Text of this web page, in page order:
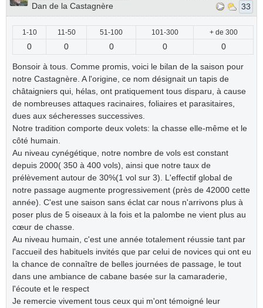
Dan de la Castagnère
33
1-10 11-50 51-100 101-300 + de 300
0 0 0 0 0
Bonsoir à tous. Comme promis, voici le bilan de la saison pour
notre Castagnère. A l'origine, ce nom désignait un tapis de
châtaigniers qui, hélas, ont pratiquement tous disparu, à cause
de nombreuses attaques racinaires, foliaires et parasitaires,
dues aux sécheresses successives.
Notre tradition comporte deux volets: la chasse elle-même et le
côté humain.
Au niveau cynégétique, notre nombre de vols est constant
depuis 2000( 350 à 400 vols), ainsi que notre taux de
prélèvement autour de 30%(1 vol sur 3). L'effectif global de
notre passage augmente progressivement (près de 42000 cette
année). C'est une saison sans éclat car nous n'arrivons plus à
poser plus de 5 oiseaux à la fois et la palombe ne vient plus au
cœur de chasse.
Au niveau humain, c'est une année totalement réussie tant par
l'accueil des habituels invités que par celui de novices qui ont eu
la chance de connaître de belles journées de passage, le tout
dans une ambiance de cabane basée sur la camaraderie,
l'écoute et le respect
Je remercie vivement tous ceux qui m'ont témoigné leur